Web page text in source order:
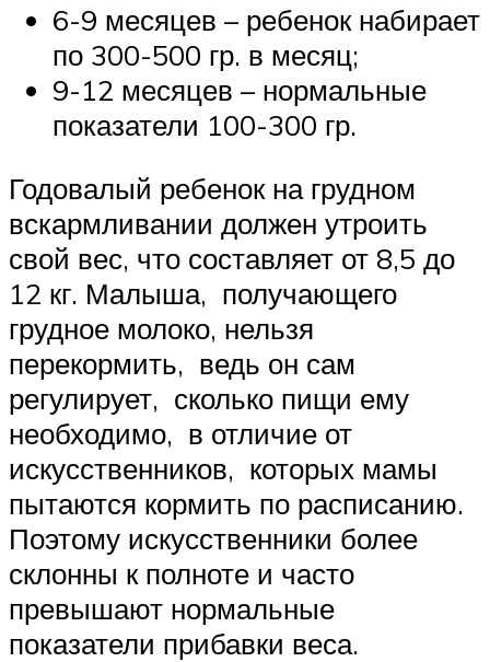
6-9 месяцев – ребенок набирает
по 300-500 гр. в месяц;
9-12 месяцев – нормальные
показатели 100-300 гр.
Годовалый ребенок на грудном
вскармливании должен утроить
свой вес, что составляет от 8,5 до
12 кг. Малыша, получающего
грудное молоко, нельзя
перекормить, ведь он сам
регулирует, сколько пищи ему
необходимо, в отличие от
искусственников, которых мамы
пытаются кормить по расписанию.
Поэтому искусственники более
склонны к полноте и часто
превышают нормальные
показатели прибавки веса.